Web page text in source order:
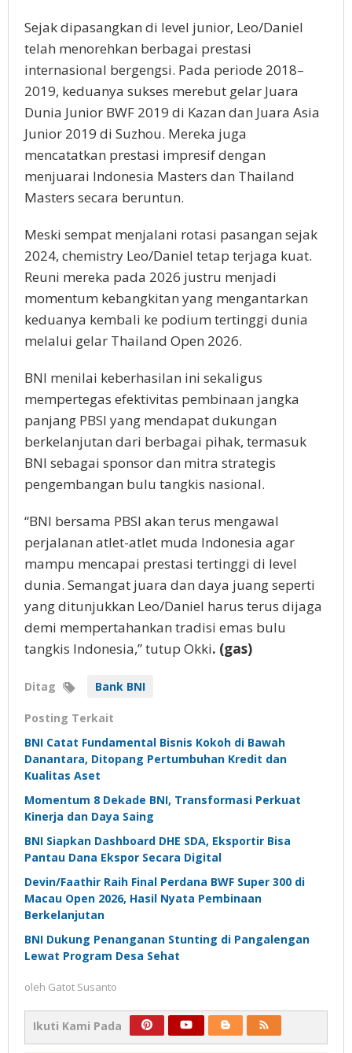
Sejak dipasangkan di level junior, Leo/Daniel
telah menorehkan berbagai prestasi
internasional bergengsi. Pada periode 2018–
2019, keduanya sukses merebut gelar Juara
Dunia Junior BWF 2019 di Kazan dan Juara Asia
Junior 2019 di Suzhou. Mereka juga
mencatatkan prestasi impresif dengan
menjuarai Indonesia Masters dan Thailand
Masters secara beruntun.
Meski sempat menjalani rotasi pasangan sejak
2024, chemistry Leo/Daniel tetap terjaga kuat.
Reuni mereka pada 2026 justru menjadi
momentum kebangkitan yang mengantarkan
keduanya kembali ke podium tertinggi dunia
melalui gelar Thailand Open 2026.
BNI menilai keberhasilan ini sekaligus
mempertegas efektivitas pembinaan jangka
panjang PBSI yang mendapat dukungan
berkelanjutan dari berbagai pihak, termasuk
BNI sebagai sponsor dan mitra strategis
pengembangan bulu tangkis nasional.
“BNI bersama PBSI akan terus mengawal
perjalanan atlet-atlet muda Indonesia agar
mampu mencapai prestasi tertinggi di level
dunia. Semangat juara dan daya juang seperti
yang ditunjukkan Leo/Daniel harus terus dijaga
demi mempertahankan tradisi emas bulu
tangkis Indonesia,” tutup Okki. (gas)
Ditag Bank BNI
Posting Terkait
BNI Catat Fundamental Bisnis Kokoh di Bawah
Danantara, Ditopang Pertumbuhan Kredit dan
Kualitas Aset
Momentum 8 Dekade BNI, Transformasi Perkuat
Kinerja dan Daya Saing
BNI Siapkan Dashboard DHE SDA, Eksportir Bisa
Pantau Dana Ekspor Secara Digital
Devin/Faathir Raih Final Perdana BWF Super 300 di
Macau Open 2026, Hasil Nyata Pembinaan
Berkelanjutan
BNI Dukung Penanganan Stunting di Pangalengan
Lewat Program Desa Sehat
oleh Gatot Susanto
Ikuti Kami Pada